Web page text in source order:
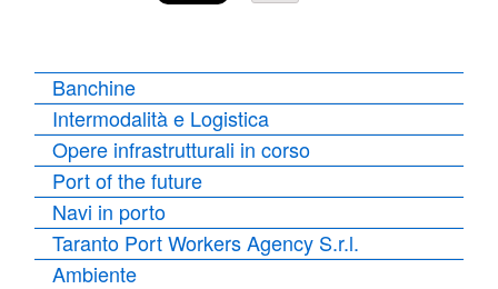
Banchine
Intermodalità e Logistica
Opere infrastrutturali in corso
Port of the future
Navi in porto
Taranto Port Workers Agency S.r.l.
Ambiente